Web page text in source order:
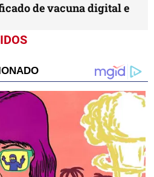
de vacuna digital e